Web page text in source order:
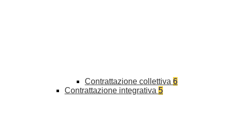
Contrattazione collettiva 6
Contrattazione integrativa 5